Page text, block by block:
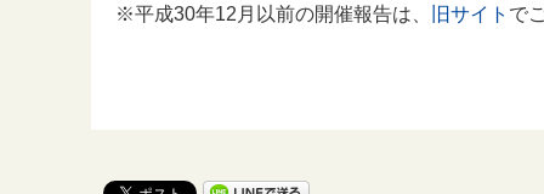
※平成30年12月以前の開催報告は、 旧サイト で